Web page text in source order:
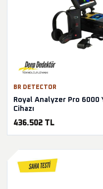
BR DETECTOR
Royal Analyzer Pro 6000
Cihazı
436.502 TL